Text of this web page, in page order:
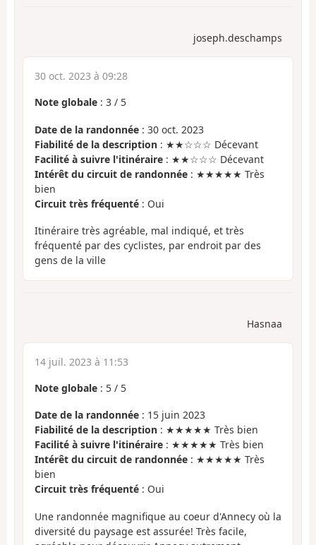
joseph.deschamps
30 oct. 2023 à 09:28
Note globale : 3 / 5
Date de la randonnée : 30 oct. 2023
Fiabilité de la description : ★★☆☆☆ Décevant
Facilité à suivre l'itinéraire : ★★☆☆☆ Décevant
Intérêt du circuit de randonnée : ★★★★★ Très
bien
Circuit très fréquenté : Oui
Itinéraire très agréable, mal indiqué, et très
fréquenté par des cyclistes, par endroit par des
gens de la ville
Hasnaa
14 juil. 2023 à 11:53
Note globale : 5 / 5
Date de la randonnée : 15 juin 2023
Fiabilité de la description : ★★★★★ Très bien
Facilité à suivre l'itinéraire : ★★★★★ Très bien
Intérêt du circuit de randonnée : ★★★★★ Très
bien
Circuit très fréquenté : Oui
Une randonnée magnifique au coeur d'Annecy où la
diversité du paysage est assurée! Très facile,